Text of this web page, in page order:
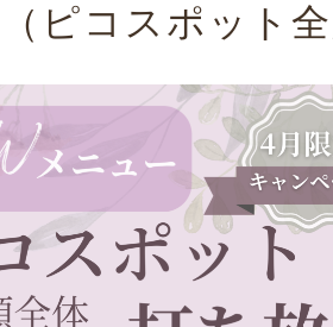
ピコスポット全